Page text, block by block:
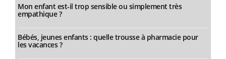
Mon enfant est-il trop sensible ou simplement très
empathique ?
Bébés, jeunes enfants : quelle trousse à pharmacie pour
les vacances ?